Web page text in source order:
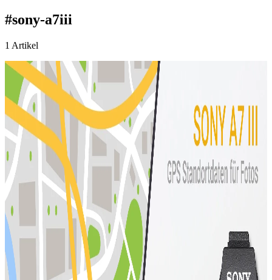
#sony-a7iii
1 Artikel